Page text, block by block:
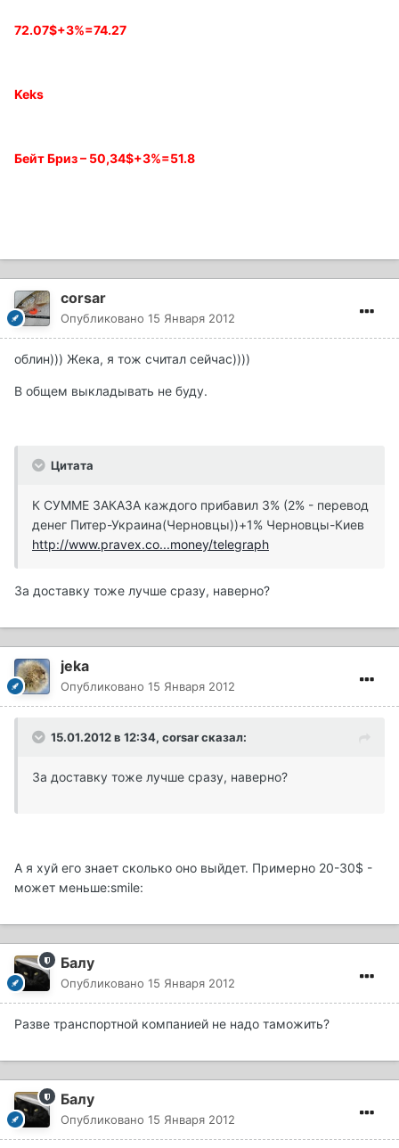
72.07$+3%=74.27
Keks
Бейт Бриз – 50,34$+3%=51.8
corsar
Опубликовано 15 Января 2012
облин))) Жека, я тож считал сейчас))))
В общем выкладывать не буду.
Цитата
К СУММЕ ЗАКАЗА каждого прибавил 3% (2% - перевод
денег Питер-Украина(Черновцы))+1% Черновцы-Киев
http://www.pravex.co...money/telegraph
За доставку тоже лучше сразу, наверно?
jeka
Опубликовано 15 Января 2012
15.01.2012 в 12:34, corsar сказал:
За доставку тоже лучше сразу, наверно?
А я хуй его знает сколько оно выйдет. Примерно 20-30$ -
может меньше:smile:
Балу
Опубликовано 15 Января 2012
Разве транспортной компанией не надо таможить?
Балу
Опубликовано 15 Января 2012